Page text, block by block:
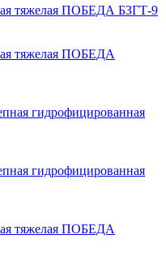
тяжелая ПОБЕДА БЗГТ-9
тяжелая ПОБЕДА
гидрофицированная
гидрофицированная
тяжелая ПОБЕДА